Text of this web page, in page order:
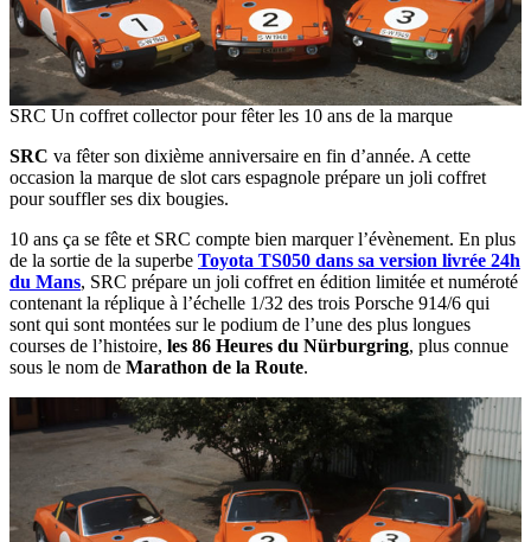
SRC Un coffret collector pour fêter les 10 ans de la marque
SRC va fêter son dixième anniversaire en fin d’année. A cette
occasion la marque de slot cars espagnole prépare un joli coffret
pour souffler ses dix bougies.
10 ans ça se fête et SRC compte bien marquer l’évènement. En plus
de la sortie de la superbe Toyota TS050 dans sa version livrée 24h
du Mans, SRC prépare un joli coffret en édition limitée et numéroté
contenant la réplique à l’échelle 1/32 des trois Porsche 914/6 qui
sont qui sont montées sur le podium de l’une des plus longues
courses de l’histoire, les 86 Heures du Nürburgring, plus connue
sous le nom de Marathon de la Route.